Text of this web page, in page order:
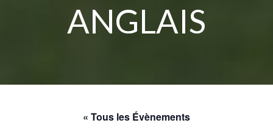
ANGLAIS
« Tous les Évènements